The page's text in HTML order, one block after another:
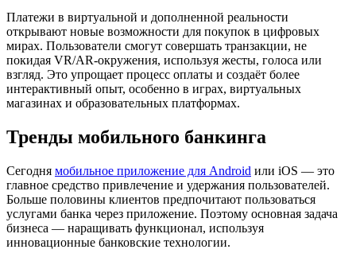
Платежи в виртуальной и дополненной реальности
открывают новые возможности для покупок в цифровых
мирах. Пользователи смогут совершать транзакции, не
покидая VR/AR-окружения, используя жесты, голоса или
взгляд. Это упрощает процесс оплаты и создаёт более
интерактивный опыт, особенно в играх, виртуальных
магазинах и образовательных платформах.
Тренды мобильного банкинга
Сегодня мобильное приложение для Android или iOS — это
главное средство привлечение и удержания пользователей.
Больше половины клиентов предпочитают пользоваться
услугами банка через приложение. Поэтому основная задача
бизнеса — наращивать функционал, используя
инновационные банковские технологии.